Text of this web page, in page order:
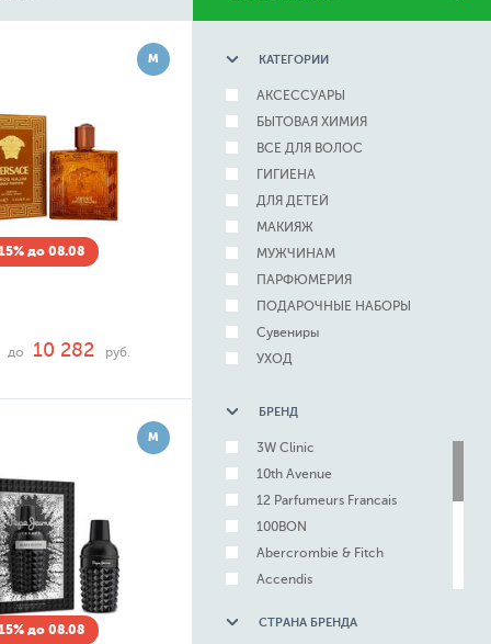
М
до 08.08
до 10 282 руб.
М
до 08.08
КАТЕГОРИИ
АКСЕССУАРЫ
БЫТОВАЯ ХИМИЯ
ВСЕ ДЛЯ ВОЛОС
ГИГИЕНА
ДЛЯ ДЕТЕЙ
МАКИЯЖ
МУЖЧИНАМ
ПАРФЮМЕРИЯ
ПОДАРОЧНЫЕ НАБОРЫ
Сувениры
УХОД
БРЕНД
3W Clinic
10th Avenue
12 Parfumeurs Francais
100BON
Abercrombie & Fitch
Accendis
СТРАНА БРЕНДА